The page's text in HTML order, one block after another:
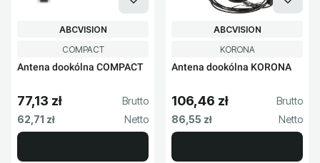
Kod produktu
COMPACT
Antena dookólna COMPACT
PRODUCENT
ABCVISION
Cena brutto
77,13 zł
Cena netto
62,71 zł
Kod produktu
KORONA
Antena dookólna KORONA
PRODUCENT
ABCVISION
Cena brutto
106,46 zł
Cena netto
86,55 zł